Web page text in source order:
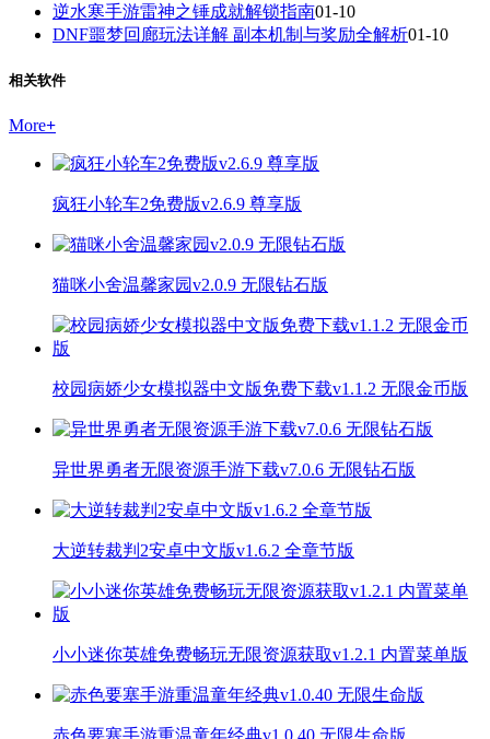
逆水寒手游雷神之锤成就解锁指南01-10
DNF噩梦回廊玩法详解 副本机制与奖励全解析01-10
相关软件
More+
疯狂小轮车2免费版v2.6.9 尊享版
猫咪小舍温馨家园v2.0.9 无限钻石版
校园病娇少女模拟器中文版免费下载v1.1.2 无限金币版
异世界勇者无限资源手游下载v7.0.6 无限钻石版
大逆转裁判2安卓中文版v1.6.2 全章节版
小小迷你英雄免费畅玩无限资源获取v1.2.1 内置菜单版
赤色要塞手游重温童年经典v1.0.40 无限生命版